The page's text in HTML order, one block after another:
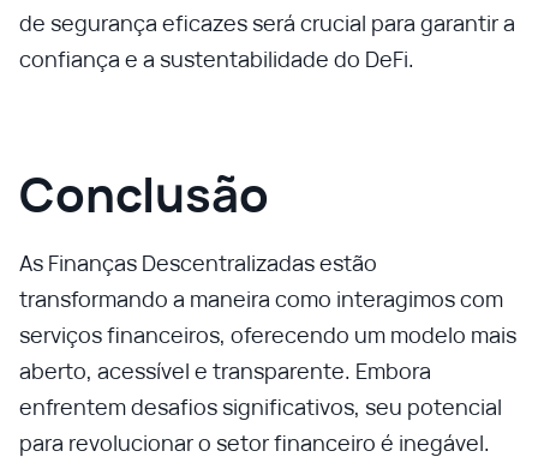
de segurança eficazes será crucial para garantir a
confiança e a sustentabilidade do DeFi.
Conclusão
As Finanças Descentralizadas estão
transformando a maneira como interagimos com
serviços financeiros, oferecendo um modelo mais
aberto, acessível e transparente. Embora
enfrentem desafios significativos, seu potencial
para revolucionar o setor financeiro é inegável.